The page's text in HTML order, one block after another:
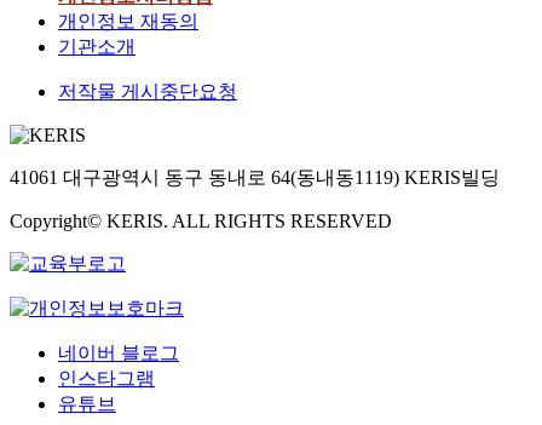
개인정보 재동의
기관소개
저작물 게시중단요청
41061 대구광역시 동구 동내로 64(동내동1119) KERIS빌딩
Copyright© KERIS. ALL RIGHTS RESERVED
네이버 블로그
인스타그램
유튜브